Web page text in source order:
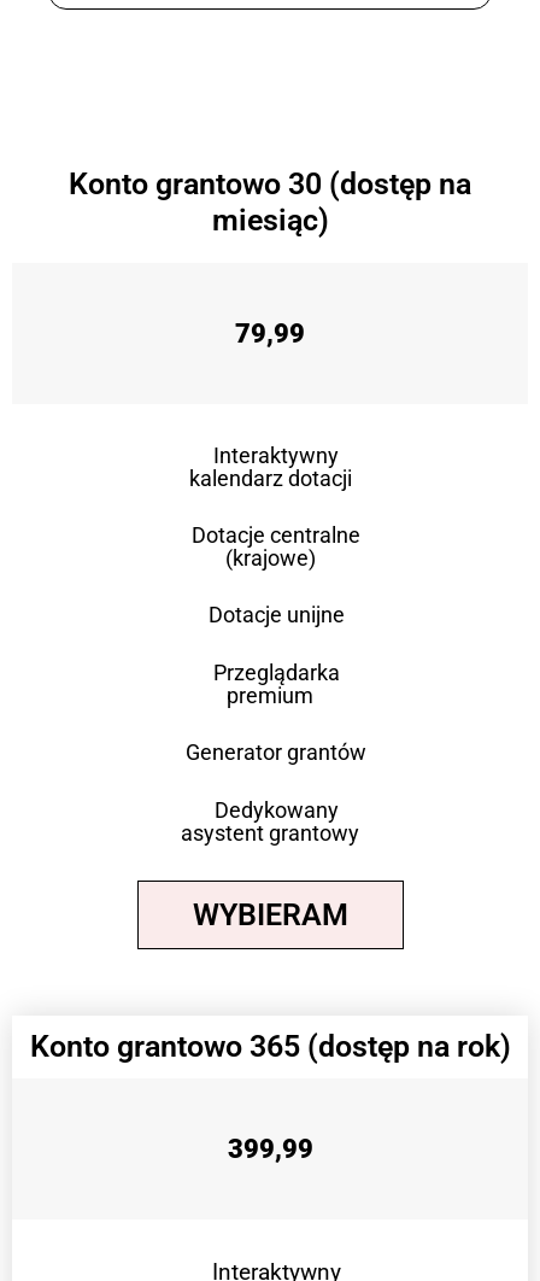
Konto grantowo 30 (dostęp na
miesiąc)
79,99
Interaktywny
kalendarz dotacji
Dotacje centralne
(krajowe)
Dotacje unijne
Przeglądarka
premium
Generator grantów
Dedykowany
asystent grantowy
WYBIERAM
Konto grantowo 365 (dostęp na rok)
399,99
Interaktywny